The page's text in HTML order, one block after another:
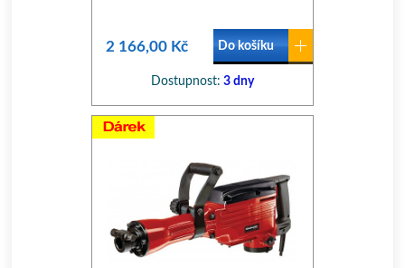
2 166,00 Kč Do košíku
Dostupnost: 3 dny